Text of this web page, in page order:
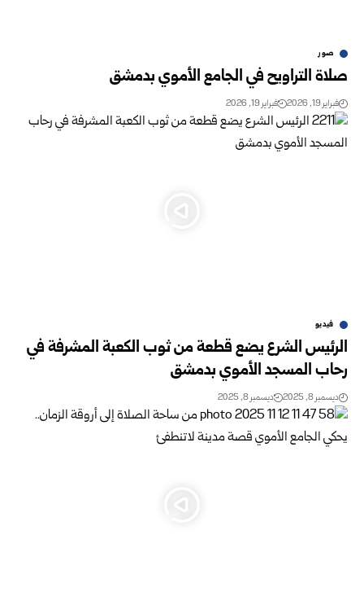
صور
صلاة التراويح في الجامع الأموي بدمشق
فبراير 19, 2026 فبراير 19, 2026
فيديو
الرئيس الشرع يضع قطعة من ثوب الكعبة المشرفة في
رحاب المسجد الأموي بدمشق
ديسمبر 8, 2025 ديسمبر 8, 2025